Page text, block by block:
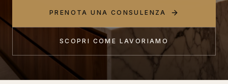
PRENOTA UNA CONSULENZA
SCOPRI COME LAVORIAMO